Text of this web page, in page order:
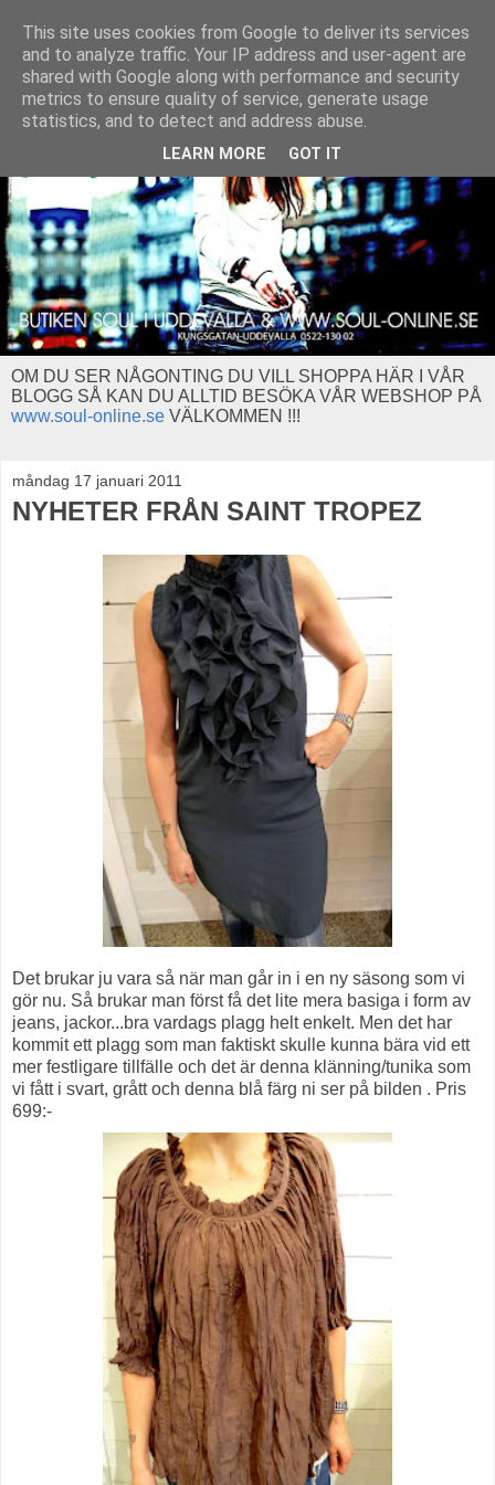
OM DU SER NÅGONTING DU VILL SHOPPA HÄR I VÅR
BLOGG SÅ KAN DU ALLTID BESÖKA VÅR WEBSHOP PÅ
www.soul-online.se VÄLKOMMEN !!!
måndag 17 januari 2011
NYHETER FRÅN SAINT TROPEZ
Det brukar ju vara så när man går in i en ny säsong som vi
gör nu. Så brukar man först få det lite mera basiga i form av
jeans, jackor...bra vardags plagg helt enkelt. Men det har
kommit ett plagg som man faktiskt skulle kunna bära vid ett
mer festligare tillfälle och det är denna klänning/tunika som
vi fått i svart, grått och denna blå färg ni ser på bilden . Pris
699:-
This site uses cookies from Google to deliver its services
and to analyze traffic. Your IP address and user-agent are
shared with Google along with performance and security
metrics to ensure quality of service, generate usage
statistics, and to detect and address abuse.
LEARN MORE GOT IT